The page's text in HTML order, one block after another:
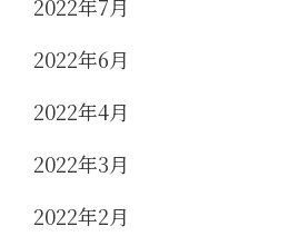
2022年7月
2022年6月
2022年4月
2022年3月
2022年2月